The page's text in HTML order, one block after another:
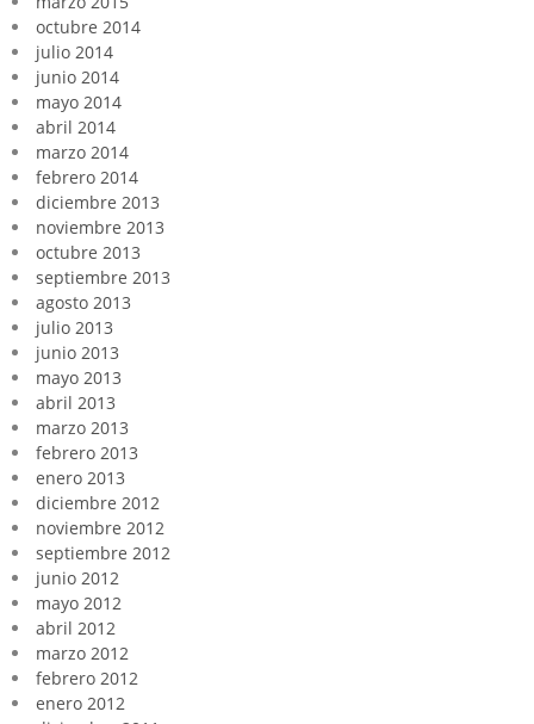
octubre 2014
julio 2014
junio 2014
mayo 2014
abril 2014
marzo 2014
febrero 2014
diciembre 2013
noviembre 2013
octubre 2013
septiembre 2013
agosto 2013
julio 2013
junio 2013
mayo 2013
abril 2013
marzo 2013
febrero 2013
enero 2013
diciembre 2012
noviembre 2012
septiembre 2012
junio 2012
mayo 2012
abril 2012
marzo 2012
febrero 2012
enero 2012